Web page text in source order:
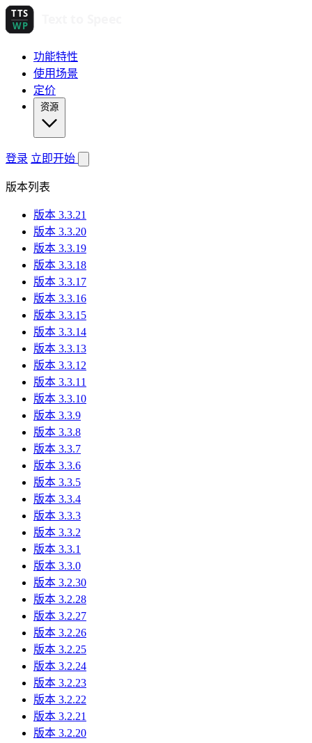
功能特性
使用场景
定价
资源
登录 立即开始
版本列表
版本 3.3.21
版本 3.3.20
版本 3.3.19
版本 3.3.18
版本 3.3.17
版本 3.3.16
版本 3.3.15
版本 3.3.14
版本 3.3.13
版本 3.3.12
版本 3.3.11
版本 3.3.10
版本 3.3.9
版本 3.3.8
版本 3.3.7
版本 3.3.6
版本 3.3.5
版本 3.3.4
版本 3.3.3
版本 3.3.2
版本 3.3.1
版本 3.3.0
版本 3.2.30
版本 3.2.28
版本 3.2.27
版本 3.2.26
版本 3.2.25
版本 3.2.24
版本 3.2.23
版本 3.2.22
版本 3.2.21
版本 3.2.20